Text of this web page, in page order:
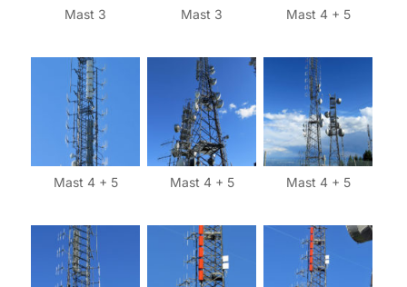
Mast 3 Mast 3 Mast 4 + 5
Mast 4 + 5 Mast 4 + 5 Mast 4 + 5